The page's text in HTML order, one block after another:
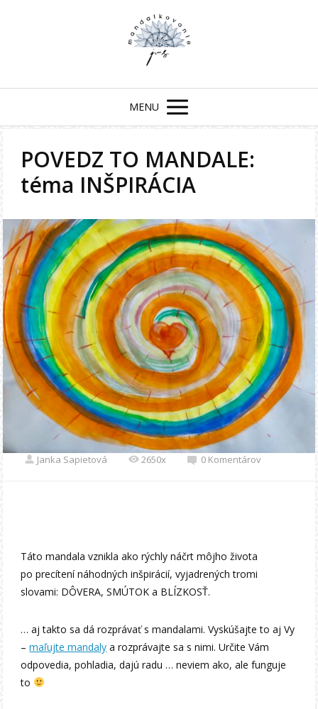
MENU
POVEDZ TO MANDALE:
téma INŠPIRÁCIA
Janka Sapietová 2650x 0 Komentárov
Táto mandala vznikla ako rýchly náčrt môjho života
po precítení náhodných inšpirácií, vyjadrených tromi
slovami: DÔVERA, SMÚTOK a BLÍZKOSŤ.
… aj takto sa dá rozprávať s mandalami. Vyskúšajte to aj Vy
–maľujte mandaly a rozprávajte sa s nimi. Určite Vám
odpovedia, pohladia, dajú radu … neviem ako, ale funguje
to